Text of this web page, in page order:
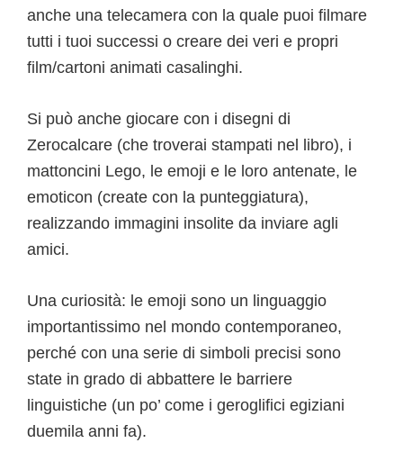
anche una telecamera con la quale puoi filmare
tutti i tuoi successi o creare dei veri e propri
film/cartoni animati casalinghi.
Si può anche giocare con i disegni di
Zerocalcare (che troverai stampati nel libro), i
mattoncini Lego, le emoji e le loro antenate, le
emoticon (create con la punteggiatura),
realizzando immagini insolite da inviare agli
amici.
Una curiosità: le emoji sono un linguaggio
importantissimo nel mondo contemporaneo,
perché con una serie di simboli precisi sono
state in grado di abbattere le barriere
linguistiche (un po’ come i geroglifici egiziani
duemila anni fa).